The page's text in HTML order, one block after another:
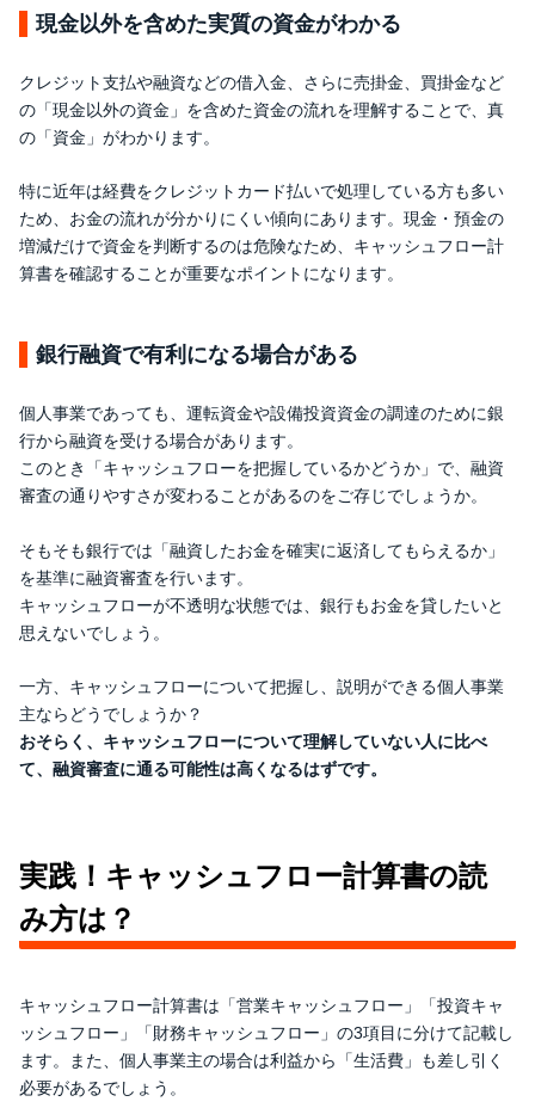
現金以外を含めた実質の資金がわかる
クレジット支払や融資などの借入金、さらに売掛金、買掛金など
の「現金以外の資金」を含めた資金の流れを理解することで、真
の「資金」がわかります。
特に近年は経費をクレジットカード払いで処理している方も多い
ため、お金の流れが分かりにくい傾向にあります。現金・預金の
増減だけで資金を判断するのは危険なため、キャッシュフロー計
算書を確認することが重要なポイントになります。
銀行融資で有利になる場合がある
個人事業であっても、運転資金や設備投資資金の調達のために銀
行から融資を受ける場合があります。
このとき「キャッシュフローを把握しているかどうか」で、融資
審査の通りやすさが変わることがあるのをご存じでしょうか。
そもそも銀行では「融資したお金を確実に返済してもらえるか」
を基準に融資審査を行います。
キャッシュフローが不透明な状態では、銀行もお金を貸したいと
思えないでしょう。
一方、キャッシュフローについて把握し、説明ができる個人事業
主ならどうでしょうか？
おそらく、キャッシュフローについて理解していない人に比べ
て、融資審査に通る可能性は高くなるはずです。
実践！キャッシュフロー計算書の読
み方は？
キャッシュフロー計算書は「営業キャッシュフロー」「投資キャ
ッシュフロー」「財務キャッシュフロー」の3項目に分けて記載し
ます。また、個人事業主の場合は利益から「生活費」も差し引く
必要があるでしょう。